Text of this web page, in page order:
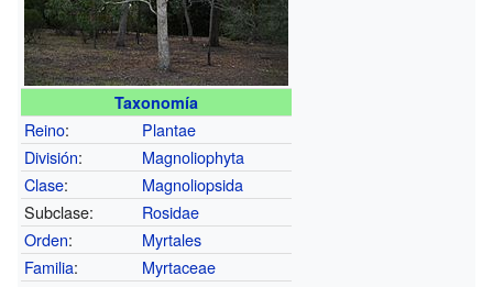
Taxonomía
Reino:
Plantae
División:
Magnoliophyta
Clase:
Magnoliopsida
Subclase:
Rosidae
Orden:
Myrtales
Familia:
Myrtaceae